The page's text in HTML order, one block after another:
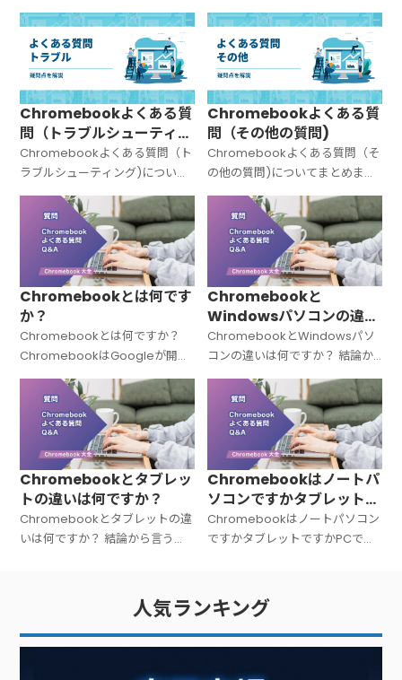
てまとめました。
た。
Chromebookよくある質
問（トラブルシューティン
グ)
Chromebookよくある質問（ト
ラブルシューティング)について
まとめました。
Chromebookよくある質
問（その他の質問)
Chromebookよくある質問（そ
の他の質問)についてまとめまし
た。
Chromebookとは何です
か？
Chromebookとは何ですか？
ChromebookはGoogleが開発
した「Chrome OS（クローム
OS）」を搭載したノートパソコ
ンの総称です。Windowsでも
Macでもない
Chromebookと
Windowsパソコンの違い
は何ですか？
ChromebookとWindowsパソ
コンの違いは何ですか？ 結論か
ら言うと、Chromebookと
Windowsパソコンは「OSが違
う＝中身の設計思想がまったく
違う」パソコンです。C
Chromebookとタブレッ
トの違いは何ですか？
Chromebookとタブレットの違
いは何ですか？ 結論から言う
トは「タッチ操作中心の板型デ
バイス」です。文字入力が多い
Chromebookはノートパ
ソコンですかタブレットで
すかPCですか？
Chromebookはノートパソコン
ですかタブレットですかPCです
ン（PC）」です。広い意味での
PC（パーソナルコンピュータ
ー）
人気ランキング